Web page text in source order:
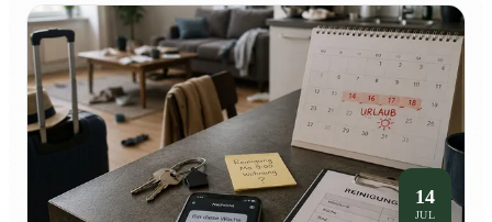
14
JUL